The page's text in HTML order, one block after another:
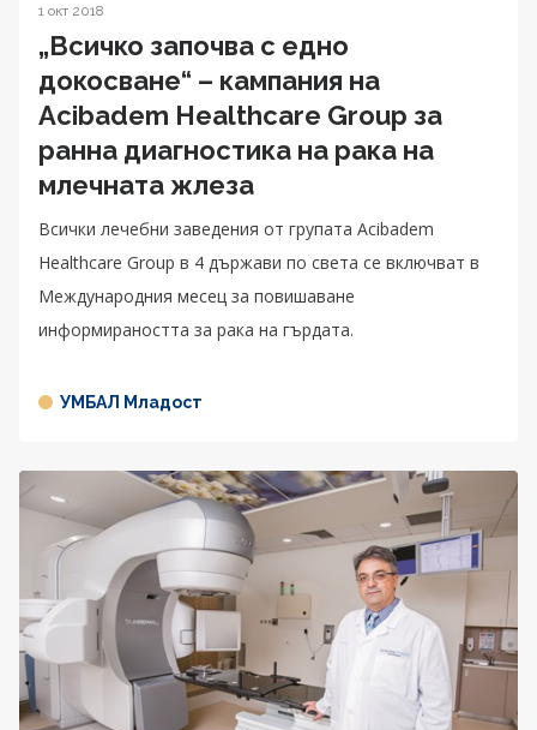
1 окт 2018
„Всичко започва с едно
докосване“ – кампания на
Acibadem Healthcare Group за
ранна диагностика на рака на
млечната жлеза
Всички лечебни заведения от групата Acibadem
Healthcare Group в 4 държави по света се включват в
Международния месец за повишаване
информираността за рака на гърдата.
УМБАЛ Младост